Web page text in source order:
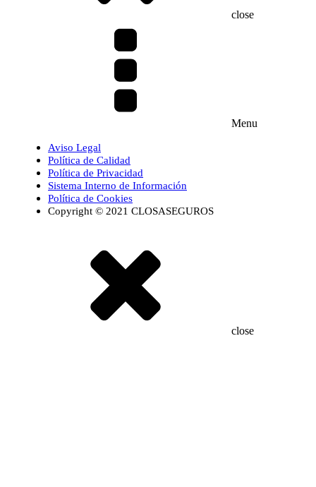
close
Menu
Aviso Legal
Política de Calidad
Política de Privacidad
Sistema Interno de Información
Política de Cookies
Copyright © 2021 CLOSASEGUROS
close